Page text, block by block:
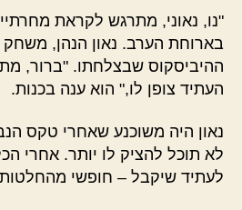
"נו, נאוני, מתרגש לקראת
בארוחת הערב. נאון הנהן,
ההיביסקוס שבצלחתו. "ברור,
העתיד צופן לו," הוא ענה בכנות.
נאון היה משוכנע שאחרי טקס
לא תוכל להציק לו יותר. אחרי
לעתיד שיקבל – חופשי